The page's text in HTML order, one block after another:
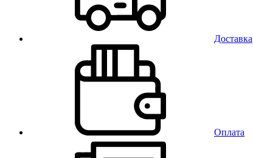
Доставка
Оплата